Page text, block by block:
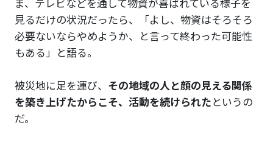
見るだけの状況だったら、「よし、物資はそろそろ
必要ないならやめようか、と言って終わった可能性
もある」と語る。
被災地に足を運び、 その地域の人と顔の見える関係
を築き上げたからこそ、活動を続けられたというの
だ。